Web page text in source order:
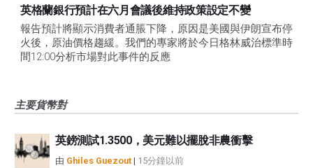
英格蘭銀行預計在六月會議後維持政策設定不變
報告預計將顯示消費者通脹下降，原因是美國與伊朗宣布停
火後，原油價格趨緩。我們的專家將於今日格林威治標準時
間12:00分析市場對此事件的反應
主要貨幣對
英鎊測試1.3500，美元難以擺脫非農衝擊
由 Ghiles Guezout | 15分鐘以前